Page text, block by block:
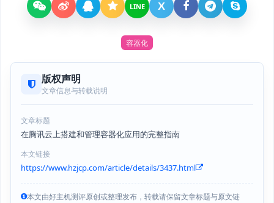
LINE X
容器化
版权声明
文章信息与转载说明
文章标题
在腾讯云上搭建和管理容器化应用的完整指南
本文链接
https://www.hzjcp.com/article/details/3437.html
本文由好主机测评原创或整理发布，转载请保留文章标题与原文链